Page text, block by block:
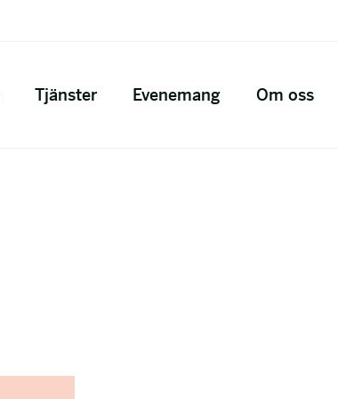
Tjänster Evenemang Om oss